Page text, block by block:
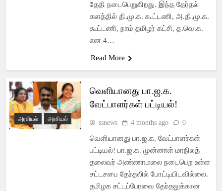
தேதி நடைபெறுகிறது. இந்த தேர்தல்
களத்தில் தி.மு.க. கூட்டணி, அ.தி.மு.க.
கூட்டணி, நாம் தமிழர் கட்சி, த.வெ.க.
என 4…
Read More
அரசியல் அரசியல்
வெளியானது பா.ஜ.க.
வேட்பாளர்கள் பட்டியல்!
ssnews 4 months ago 0
வெளியானது பா.ஜ.க. வேட்பாளர்கள்
பட்டியல்! பா.ஜ.க. முன்னாள் மாநிலத்
தலைவர் அண்ணாமலை நடைபெற உள்ள
சட்டசபை தேர்தலில் போட்டியிடவில்லை.
தமிழக சட்டப்பேரவை தேர்தலுக்கான